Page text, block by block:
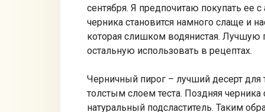
сентября. Я предпочитаю покупать ее
черника становится намного слаще и
которая слишком водянистая. Лучшую
остальную использовать в рецептах.
Черничный пирог – лучший десерт для
толстым слоем теста. Поздняя черника
натуральный подсластитель. Таким